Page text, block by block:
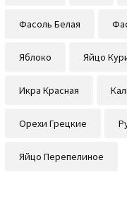
Фасоль Белая
Яблоко Яйцо
Икра Красная
Орехи Грецкие
Яйцо Перепелиное